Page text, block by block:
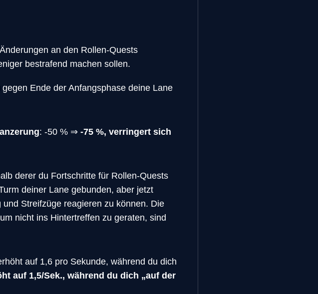
an den Rollen-Quests
bestrafend machen sollen.
Ende der Anfangsphase deine Lane
: -50 % ⇒ -75 %, verringert sich
derer du Fortschritte für Rollen-Quests
deiner Lane gebunden, aber jetzt
Streifzüge reagieren zu können. Die
nicht ins Hintertreffen zu geraten, sind
auf 1,6 pro Sekunde, während du dich
auf 1,5/Sek., während du dich „auf der